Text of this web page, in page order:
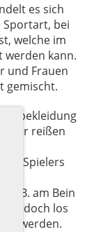
es sich
Sportart, bei
welche im
werden kann.
und Frauen
gemischt.
reißen
Spielers
z.B. am Bein
jedoch los
werden.